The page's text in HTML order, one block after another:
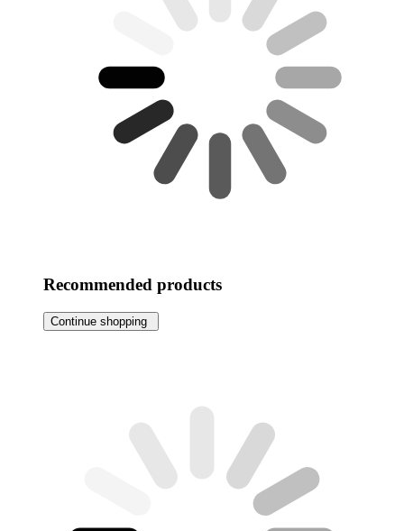
Recommended products
Continue shopping